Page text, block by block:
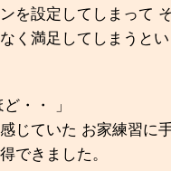
を設定してしまって
く満足してしまうと
ど・・ 」
じていた お家練習に
できました。